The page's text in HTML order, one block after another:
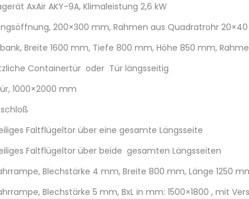
AxAir AKY-9A, Klimaleistung 2,6 kW
200×300 mm, Rahmen aus Quadratrohr
Breite 1600 mm, Tiefe 800 mm, Höhe 850 mm,
Containertür oder Tür längsseitig
1000×2000 mm
Faltflügeltor über eine gesamte Längsseite
Faltflügeltor über beide gesamten Längsseiten
Blechstärke 4 mm, Breite 800 mm, Länge 1250
Blechstärke 5 mm, BxL in mm: 1500×1800 , mit